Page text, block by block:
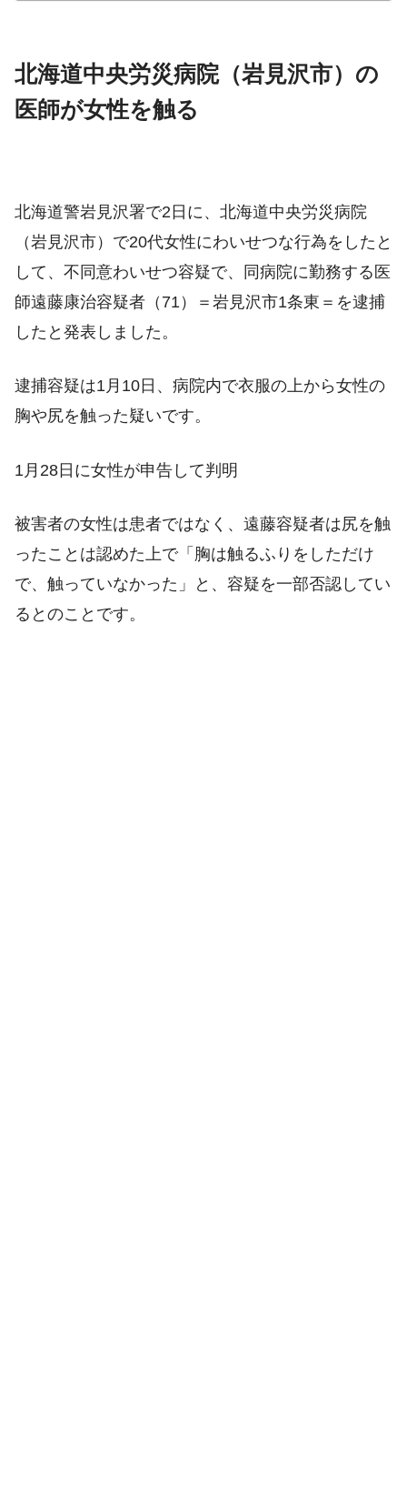
北海道中央労災病院（岩見沢市）の
医師が女性を触る
北海道警岩見沢署で2日に、北海道中央労災病院
（岩見沢市）で20代女性にわいせつな行為をしたと
して、不同意わいせつ容疑で、同病院に勤務する医
師遠藤康治容疑者（71）＝岩見沢市1条東＝を逮捕
したと発表しました。
逮捕容疑は1月10日、病院内で衣服の上から女性の
胸や尻を触った疑いです。
1月28日に女性が申告して判明
被害者の女性は患者ではなく、遠藤容疑者は尻を触
ったことは認めた上で「胸は触るふりをしただけ
で、触っていなかった」と、容疑を一部否認してい
るとのことです。